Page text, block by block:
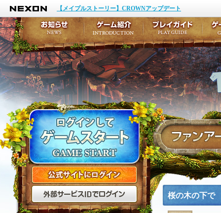
NEXON
【メイプルストーリー】CROWNアップデート
公式サイトにログイン
外部サービスIDでログ
桜の木の下で
お知らせ
イベント
アップデート
メンテナンス
ゲーム紹介
キャラクター作成
テイルズ初級者講座
ここだけは知ってお